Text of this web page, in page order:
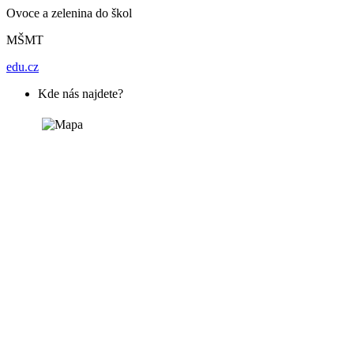
Ovoce a zelenina do škol
MŠMT
edu.cz
Kde nás najdete?